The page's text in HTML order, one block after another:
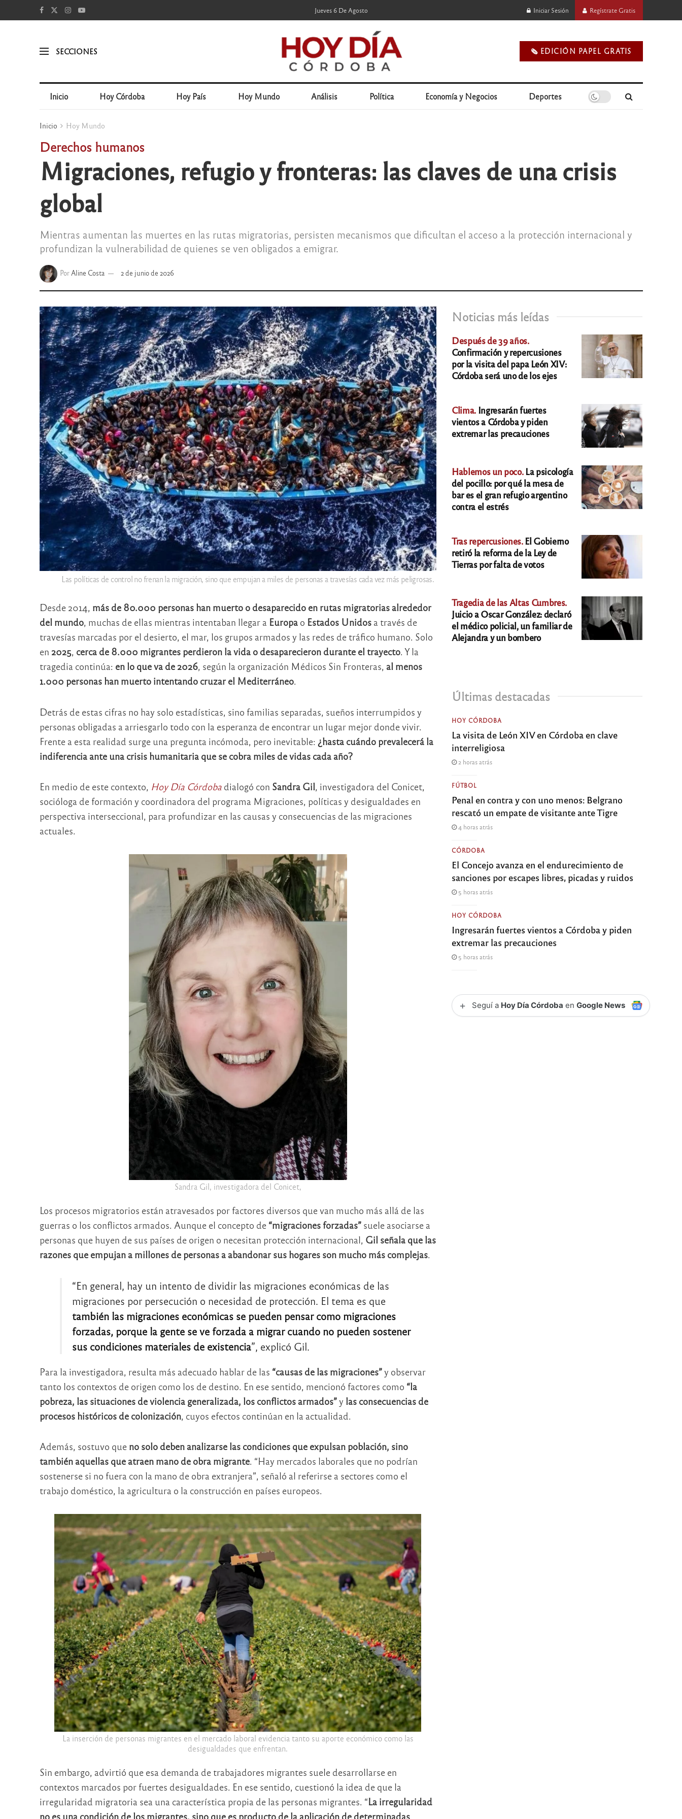
Jueves 6 De Agosto Iniciar Sesión Regístrate Gratis
SECCIONES 🗞️ EDICIÓN PAPEL GRATIS
Inicio Hoy Córdoba Hoy País Hoy Mundo Análisis Política Economía y Negocios Deportes
Inicio Hoy Mundo
Derechos humanos
Migraciones, refugio y fronteras: las claves de una crisis
global
Mientras aumentan las muertes en las rutas migratorias, persisten mecanismos que dificultan el acceso a la protección internacional y
profundizan la vulnerabilidad de quienes se ven obligados a emigrar.
Por Aline Costa 2 de junio de 2026
Las políticas de control no frenan la migración, sino que empujan a miles de personas a travesías cada vez más peligrosas.
Desde 2014, más de 80.000 personas han muerto o desaparecido en rutas migratorias alrededor
del mundo, muchas de ellas mientras intentaban llegar a Europao Estados Unidosa través de
travesías marcadas por el desierto, el mar, los grupos armados y las redes de tráfico humano. Solo
en 2025, cerca de 8.000 migrantes perdieron la vida o desaparecieron durante el trayecto. Y la
tragedia continúa: en lo que va de 2026, según la organización Médicos Sin Fronteras, al menos
1.000 personas han muerto intentando cruzar el Mediterráneo.
Detrás de estas cifras no hay solo estadísticas, sino familias separadas, sueños interrumpidos y
personas obligadas a arriesgarlo todo con la esperanza de encontrar un lugar mejor donde vivir.
Frente a esta realidad surge una pregunta incómoda, pero inevitable: ¿hasta cuándo prevalecerá la
indiferencia ante una crisis humanitaria que se cobra miles de vidas cada año?
En medio de este contexto, Hoy Día Córdobadialogó con Sandra Gil, investigadora del Conicet,
socióloga de formación y coordinadora del programa Migraciones, políticas y desigualdades en
perspectiva interseccional, para profundizar en las causas y consecuencias de las migraciones
actuales.
Sandra Gil, investigadora del Conicet,
Los procesos migratorios están atravesados por factores diversos que van mucho más allá de las
guerras o los conflictos armados. Aunque el concepto de “migraciones forzadas”suele asociarse a
personas que huyen de sus países de origen o necesitan protección internacional, Gil señala que las
razones que empujan a millones de personas a abandonar sus hogares son mucho más complejas.
“En general, hay un intento de dividir las migraciones económicas de las
migraciones por persecución o necesidad de protección. El tema es que
también las migraciones económicas se pueden pensar como migraciones
forzadas, porque la gente se ve forzada a migrar cuando no pueden sostener
sus condiciones materiales de existencia”, explicó Gil.
Para la investigadora, resulta más adecuado hablar de las “causas de las migraciones”y observar
tanto los contextos de origen como los de destino. En ese sentido, mencionó factores como “la
pobreza, las situaciones de violencia generalizada, los conflictos armados”y las consecuencias de
procesos históricos de colonización, cuyos efectos continúan en la actualidad.
Además, sostuvo que no solo deben analizarse las condiciones que expulsan población, sino
también aquellas que atraen mano de obra migrante. “Hay mercados laborales que no podrían
sostenerse si no fuera con la mano de obra extranjera”, señaló al referirse a sectores como el
trabajo doméstico, la agricultura o la construcción en países europeos.
La inserción de personas migrantes en el mercado laboral evidencia tanto su aporte económico como las
desigualdades que enfrentan.
Sin embargo, advirtió que esa demanda de trabajadores migrantes suele desarrollarse en
contextos marcados por fuertes desigualdades. En ese sentido, cuestionó la idea de que la
irregularidad migratoria sea una característica propia de las personas migrantes. “La irregularidad
no es una condición de los migrantes, sino que es producto de la aplicación de determinadas
Noticias más leídas
Después de 39 años.
Confirmación y repercusiones
por la visita del papa León XIV:
Córdoba será uno de los ejes
Clima. Ingresarán fuertes
vientos a Córdoba y piden
extremar las precauciones
Hablemos un poco.La psicología
del pocillo: por qué la mesa de
bar es el gran refugio argentino
contra el estrés
Tras repercusiones.El Gobierno
retiró la reforma de la Ley de
Tierras por falta de votos
Tragedia de las Altas Cumbres.
Juicio a Oscar González: declaró
el médico policial, un familiar de
Alejandra y un bombero
Últimas destacadas
HOY CÓRDOBA
La visita de León XIV en Córdoba en clave
interreligiosa
2 horas atrás
FÚTBOL
Penal en contra y con uno menos: Belgrano
rescató un empate de visitante ante Tigre
4 horas atrás
CÓRDOBA
El Concejo avanza en el endurecimiento de
sanciones por escapes libres, picadas y ruidos
5 horas atrás
HOY CÓRDOBA
Ingresarán fuertes vientos a Córdoba y piden
extremar las precauciones
5 horas atrás
+ Seguí a Hoy Día Córdoba enGoogle News